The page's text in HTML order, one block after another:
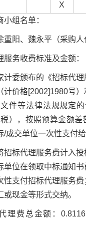
X
小组名单：
重阳、魏永平（采购人
服务收费标准及金额：
计委颁布的《招标代
计价格[2002]1980号
件等法律法规规定
），按照预算金额差
/成交单位一次性支付给
招标代理服务费计入
单位在领取中标通知
性支付招标代理服务
或现金等形式交纳。
理费总金额：